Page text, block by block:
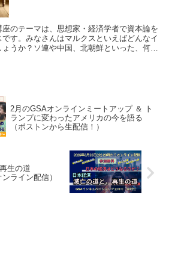
座のテーマは、思想家・経済学者で資本論を
す。みなさんはマルクスといえばどんなイ
うか？ソ連や中国、北朝鮮といった、何か
2月のGSAオンラインミートアップ ＆ ト
ランプに変わったアメリカの今を語る
（ボストンから生配信！）
生の道
ライン配信）